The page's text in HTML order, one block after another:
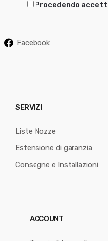
Procedendo
Facebook
SERVIZI
Liste Nozze
Estensione di garanzia
Consegne e Installazioni
ACCOUNT